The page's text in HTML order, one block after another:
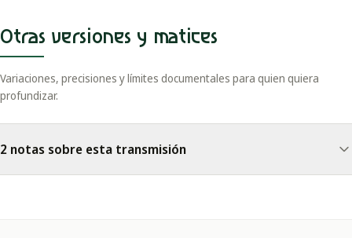
Otras versiones y matices
Variaciones, precisiones y límites documentales para quien quiera
profundizar.
2 notas sobre esta transmisión